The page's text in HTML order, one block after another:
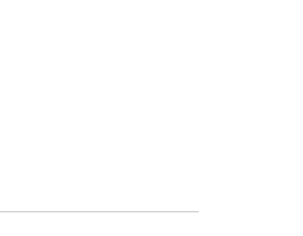
バー ツアーを運行しており、
クルーズを専門としています。
ます。
、シドニー ハーバーで最も思
創り出し、家族、友人、同僚